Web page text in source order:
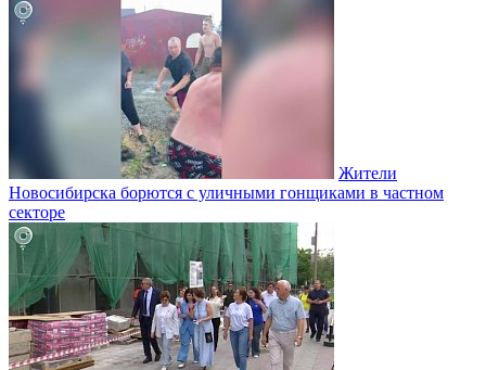
Жители
Новосибирска борются с уличными гонщиками в частном
секторе